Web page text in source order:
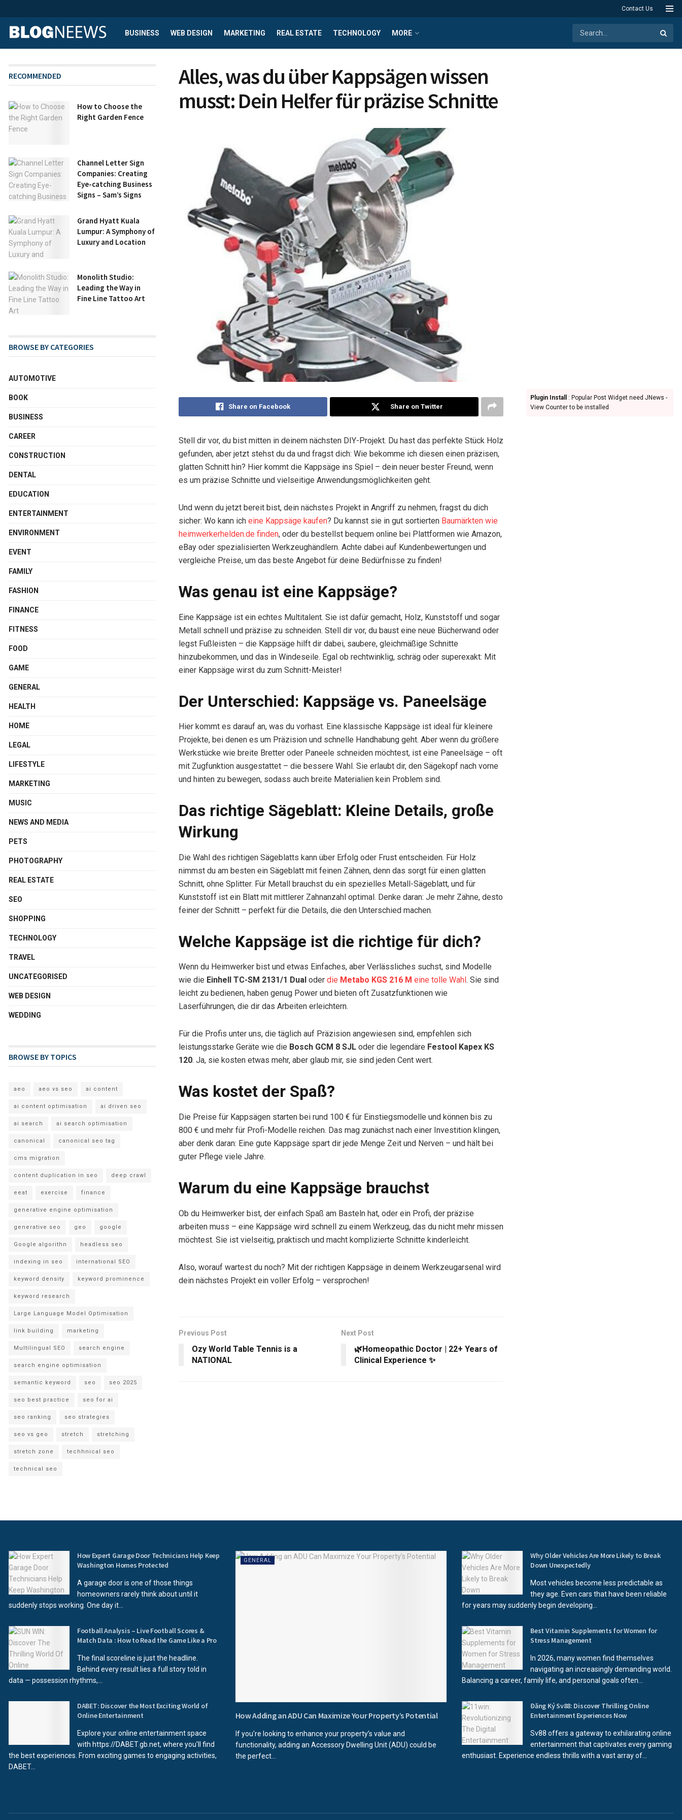
Contact Us
BUSINESS WEB DESIGN MARKETING REAL ESTATE TECHNOLOGY MORE
Alles, was du über Kappsägen wissen
musst: Dein Helfer für präzise Schnitte
Share on Facebook Share on Twitter
Stell dir vor, du bist mitten in deinem nächsten DIY-Projekt. Du hast das perfekte Stück Holz
gefunden, aber jetzt stehst du da und fragst dich: Wie bekomme ich diesen einen präzisen,
glatten Schnitt hin? Hier kommt die Kappsäge ins Spiel – dein neuer bester Freund, wenn
es um präzise Schnitte und vielseitige Anwendungsmöglichkeiten geht.
Und wenn du jetzt bereit bist, dein nächstes Projekt in Angriff zu nehmen, fragst du dich
sicher: Wo kann ich eine Kappsäge kaufen? Du kannst sie in gut sortierten Baumärkten wie
heimwerkerhelden.de finden, oder du bestellst bequem online bei Plattformen wie Amazon,
eBay oder spezialisierten Werkzeughändlern. Achte dabei auf Kundenbewertungen und
vergleiche Preise, um das beste Angebot für deine Bedürfnisse zu finden!
Was genau ist eine Kappsäge?
Eine Kappsäge ist ein echtes Multitalent. Sie ist dafür gemacht, Holz, Kunststoff und sogar
Metall schnell und präzise zu schneiden. Stell dir vor, du baust eine neue Bücherwand oder
legst Fußleisten – die Kappsäge hilft dir dabei, saubere, gleichmäßige Schnitte
hinzubekommen, und das in Windeseile. Egal ob rechtwinklig, schräg oder superexakt: Mit
einer Kappsäge wirst du zum Schnitt-Meister!
Der Unterschied: Kappsäge vs. Paneelsäge
Hier kommt es darauf an, was du vorhast. Eine klassische Kappsäge ist ideal für kleinere
Projekte, bei denen es um Präzision und schnelle Handhabung geht. Aber wenn du größere
Werkstücke wie breite Bretter oder Paneele schneiden möchtest, ist eine Paneelsäge – oft
mit Zugfunktion ausgestattet – die bessere Wahl. Sie erlaubt dir, den Sägekopf nach vorne
und hinten zu bewegen, sodass auch breite Materialien kein Problem sind.
Das richtige Sägeblatt: Kleine Details, große
Wirkung
Die Wahl des richtigen Sägeblatts kann über Erfolg oder Frust entscheiden. Für Holz
nimmst du am besten ein Sägeblatt mit feinen Zähnen, denn das sorgt für einen glatten
Schnitt, ohne Splitter. Für Metall brauchst du ein spezielles Metall-Sägeblatt, und für
Kunststoff ist ein Blatt mit mittlerer Zahnanzahl optimal. Denke daran: Je mehr Zähne, desto
feiner der Schnitt – perfekt für die Details, die den Unterschied machen.
Welche Kappsäge ist die richtige für dich?
Wenn du Heimwerker bist und etwas Einfaches, aber Verlässliches suchst, sind Modelle
wie die Einhell TC-SM 2131/1 Dual oder die Metabo KGS 216 M eine tolle Wahl . Sie sind
leicht zu bedienen, haben genug Power und bieten oft Zusatzfunktionen wie
Laserführungen, die dir das Arbeiten erleichtern.
Für die Profis unter uns, die täglich auf Präzision angewiesen sind, empfehlen sich
leistungsstarke Geräte wie die Bosch GCM 8 SJL oder die legendäre Festool Kapex KS
120. Ja, sie kosten etwas mehr, aber glaub mir, sie sind jeden Cent wert.
Was kostet der Spaß?
Die Preise für Kappsägen starten bei rund 100 € für Einstiegsmodelle und können bis zu
800 € und mehr für Profi-Modelle reichen. Das mag zunächst nach einer Investition klingen,
aber denk daran: Eine gute Kappsäge spart dir jede Menge Zeit und Nerven – und hält bei
guter Pflege viele Jahre.
Warum du eine Kappsäge brauchst
Ob du Heimwerker bist, der einfach Spaß am Basteln hat, oder ein Profi, der präzise
arbeiten muss – eine Kappsäge wird schnell zu einem Werkzeug, das du nicht mehr missen
möchtest. Sie ist vielseitig, praktisch und macht komplizierte Schnitte kinderleicht.
Also, worauf wartest du noch? Mit der richtigen Kappsäge in deinem Werkzeugarsenal wird
dein nächstes Projekt ein voller Erfolg – versprochen!
Previous Post
Ozy World Table Tennis is a
NATIONAL
Next Post
🌿Homeopathic Doctor | 22+ Years of
Clinical Experience ✨
RECOMMENDED
How to Choose the
Right Garden Fence
Channel Letter Sign
Companies: Creating
Eye-catching Business
Signs – Sam’s Signs
Grand Hyatt Kuala
Lumpur: A Symphony of
Luxury and Location
Monolith Studio:
Leading the Way in
Fine Line Tattoo Art
BROWSE BY CATEGORIES
AUTOMOTIVE
BOOK
BUSINESS
CAREER
CONSTRUCTION
DENTAL
EDUCATION
ENTERTAINMENT
ENVIRONMENT
EVENT
FAMILY
FASHION
FINANCE
FITNESS
FOOD
GAME
GENERAL
HEALTH
HOME
LEGAL
LIFESTYLE
MARKETING
MUSIC
NEWS AND MEDIA
PETS
PHOTOGRAPHY
REAL ESTATE
SEO
SHOPPING
TECHNOLOGY
TRAVEL
UNCATEGORISED
WEB DESIGN
WEDDING
BROWSE BY TOPICS
aeo aeo vs seo ai content
ai content optimisation ai driven seo
ai search ai search optimisation
canonical canonical seo tag
cms migration
content duplication in seo deep crawl
eeat exercise finance
generative engine optimisation
generative seo geo google
Google algorithn headless seo
indexing in seo international SEO
keyword density keyword prominence
keyword research
Large Language Model Optimisation
link building marketing
Multilingual SEO search engine
search engine optimisation
semantic keyword seo seo 2025
seo best practice seo for ai
seo ranking seo strategies
seo vs geo stretch stretching
stretch zone techhnical seo
technical seo
Plugin Install
: Popular Post Widget need JNews -
View Counter to be installed
How Expert Garage Door Technicians Help Keep
Washington Homes Protected
A garage door is one of those things
homeowners rarely think about until it
suddenly stops working. One day it...
Football Analysis – Live Football Scores &
Match Data : How to Read the Game Like a Pro
The final scoreline is just the headline.
Behind every result lies a full story told in
data — possession rhythms,...
DABET: Discover the Most Exciting World of
Online Entertainment
Explore your online entertainment space
with https://DABET.gb.net, where you'll find
the best experiences. From exciting games to engaging activities,
DABET...
GENERAL
How Adding an ADU Can Maximize Your Property’s Potential
If you're looking to enhance your property’s value and
functionality, adding an Accessory Dwelling Unit (ADU) could be
the perfect...
Why Older Vehicles Are More Likely to Break
Down Unexpectedly
Most vehicles become less predictable as
they age. Even cars that have been reliable
for years may suddenly begin developing...
Best Vitamin Supplements for Women for
Stress Management
In 2026, many women find themselves
navigating an increasingly demanding world.
Balancing a career, family life, and personal goals often...
Đăng Ký Sv88: Discover Thrilling Online
Entertainment Experiences Now
Sv88 offers a gateway to exhilarating online
entertainment that captivates every gaming
enthusiast. Experience endless thrills with a vast array of...